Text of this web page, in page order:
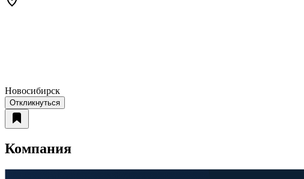
Новосибирск
Откликнуться
Компания